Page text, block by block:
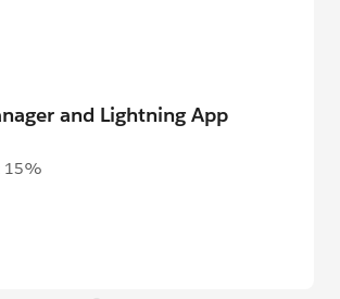
and Lightning App
15%